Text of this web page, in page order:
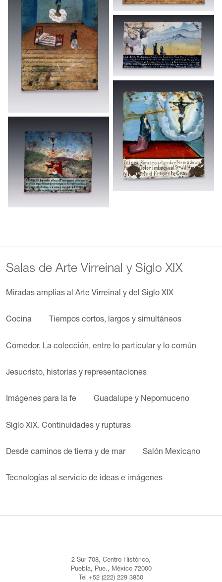
Salas de Arte Virreinal y Siglo XIX
Miradas amplias al Arte Virreinal y del Siglo XIX
Cocina Tiempos cortos, largos y simultáneos
Comedor. La colección, entre lo particular y lo común
Jesucristo, historias y representaciones
Imágenes para la fe Guadalupe y Nepomuceno
Siglo XIX. Continuidades y rupturas
Desde caminos de tierra y de mar Salón Mexicano
Tecnologías al servicio de ideas e imágenes
2 Sur 708, Centro Histórico,
Puebla, Pue., México 72000
Tel +52 (222) 229 3850